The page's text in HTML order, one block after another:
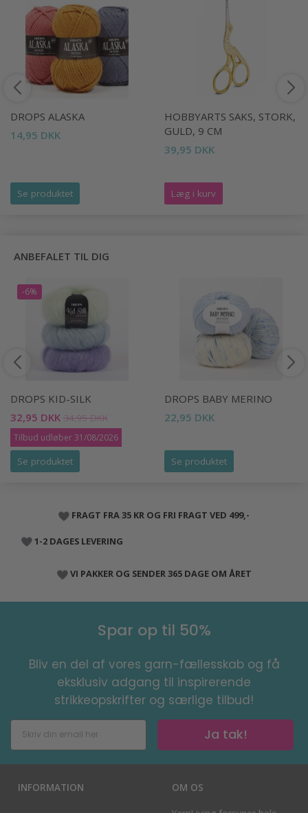
DROPS ALASKA
14,95 DKK
Se produktet
HOBBYARTS SAKS, STORK,
GULD, 9 CM
39,95 DKK
Læg i kurv
ANBEFALET TIL DIG
-6%
DROPS KID-SILK
32,95 DKK 34,95 DKK
Tilbud udløber 31/08/2026
Se produktet
DROPS BABY MERINO
22,95 DKK
Se produktet
FRAGT FRA 35 KR OG FRI FRAGT VED 499,-
1-2 DAGES LEVERING
VI PAKKER OG SENDER 365 DAGE OM ÅRET
Spar op til 50%
Bliv en del af vores garn-fællesskab og få
eksklusiv adgang til inspirerende
strikkeopskrifter og særlige tilbud!
Ja tak!
INFORMATION OM OS